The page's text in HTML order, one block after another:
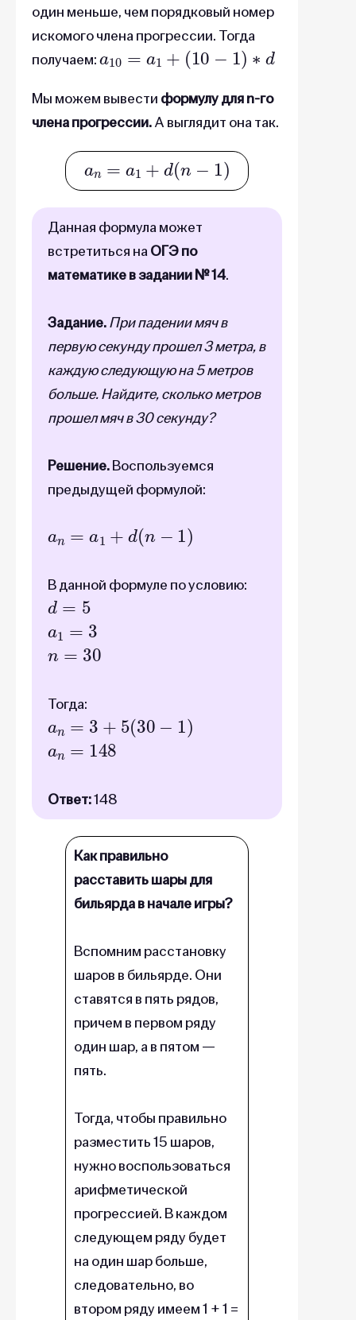
один меньше, чем порядковый номер
искомого члена прогрессии. Тогда
получаем:
a1 ( −1) d
Мы можем вывести формулу для n-го
члена прогрессии.А выглядит она так.
−1
Данная формула может
встретиться на ОГЭ по
математике в задании № 14.
Задание.При падении мяч в
первую секунду прошел 3 метра, в
каждую следующую на 5 метров
больше. Найдите, сколько метров
прошел мяч в 30 секунду?
Решение.Воспользуемся
предыдущей формулой:
−1
В данной формуле по условию:
d=
= 30
Тогда:
=3 + 30−1)
n 148
Ответ:148
Как правильно
расставить шары для
бильярда в начале игры?
Вспомним расстановку
шаров в бильярде. Они
ставятся в пять рядов,
причем в первом ряду
один шар, а в пятом —
пять.
Тогда, чтобы правильно
разместить 15 шаров,
нужно воспользоваться
арифметической
прогрессией. В каждом
следующем ряду будет
на один шар больше,
следовательно, во
втором ряду имеем 1 + 1 =